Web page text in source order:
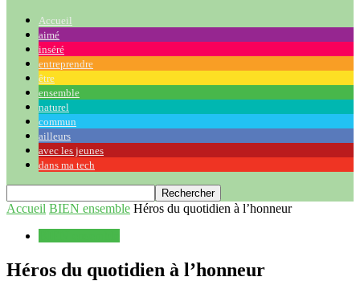
Accueil
aimé
inséré
entreprendre
être
ensemble
naturel
commun
ailleurs
avec les jeunes
dans ma tech
Accueil BIEN ensemble Héros du quotidien à l’honneur
Héros du quotidien à l’honneur